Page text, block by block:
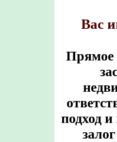
Вас
Прямое
подход